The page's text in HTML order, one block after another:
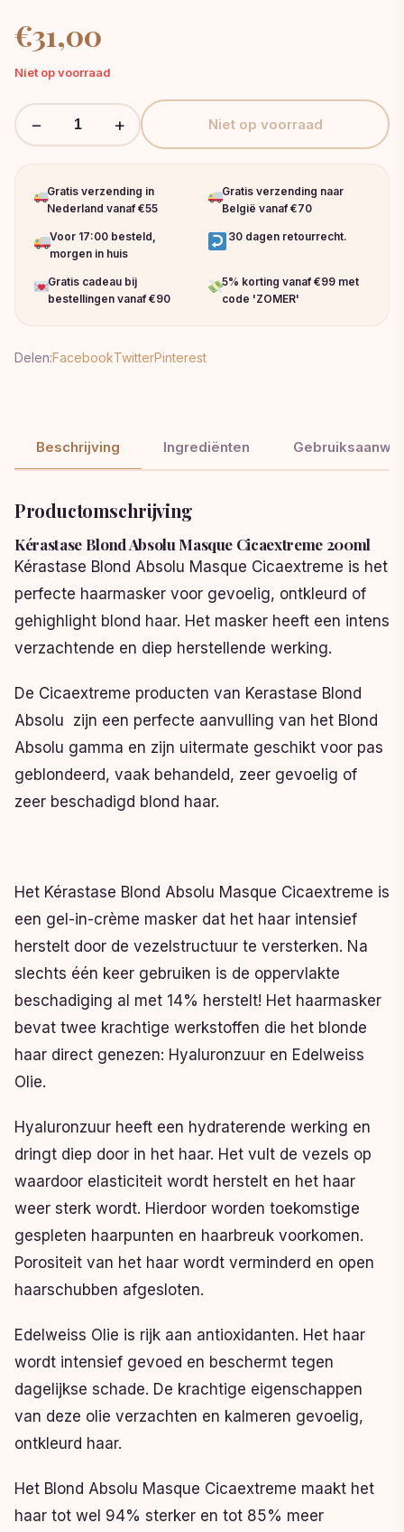
€31,00
Niet op voorraad
− + Niet op voorraad
Gratis verzending in
Nederland vanaf €55
Gratis verzending naar
België vanaf €70
Voor 17:00 besteld,
morgen in huis
30 dagen retourrecht.
Gratis cadeau bij
bestellingen vanaf €90
5% korting vanaf €99 met
code 'ZOMER'
Delen:FacebookTwitterPinterest
Beschrijving Ingrediënten
Productomschrijving
Kérastase Blond Absolu Masque Cicaextreme 200ml
Kérastase Blond Absolu Masque Cicaextreme is het
perfecte haarmasker voor gevoelig, ontkleurd of
gehighlight blond haar. Het masker heeft een intens
verzachtende en diep herstellende werking.
De Cicaextreme producten van Kerastase Blond
Absolu zijn een perfecte aanvulling van het Blond
Absolu gamma en zijn uitermate geschikt voor pas
geblondeerd, vaak behandeld, zeer gevoelig of
zeer beschadigd blond haar.
Het Kérastase Blond Absolu Masque Cicaextreme is
een gel-in-crème masker dat het haar intensief
herstelt door de vezelstructuur te versterken. Na
slechts één keer gebruiken is de oppervlakte
beschadiging al met 14% herstelt! Het haarmasker
bevat twee krachtige werkstoffen die het blonde
haar direct genezen: Hyaluronzuur en Edelweiss
Olie.
Hyaluronzuur heeft een hydraterende werking en
dringt diep door in het haar. Het vult de vezels op
waardoor elasticiteit wordt herstelt en het haar
weer sterk wordt. Hierdoor worden toekomstige
gespleten haarpunten en haarbreuk voorkomen.
Porositeit van het haar wordt verminderd en open
haarschubben afgesloten.
Edelweiss Olie is rijk aan antioxidanten. Het haar
wordt intensief gevoed en beschermt tegen
dagelijkse schade. De krachtige eigenschappen
van deze olie verzachten en kalmeren gevoelig,
ontkleurd haar.
Het Blond Absolu Masque Cicaextreme maakt het
haar tot wel 94% sterker en tot 85% meer